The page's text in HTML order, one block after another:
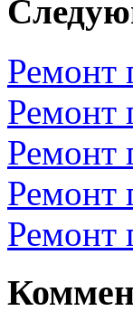
Ремонт
Ремонт
Ремонт
Ремонт
Ремонт